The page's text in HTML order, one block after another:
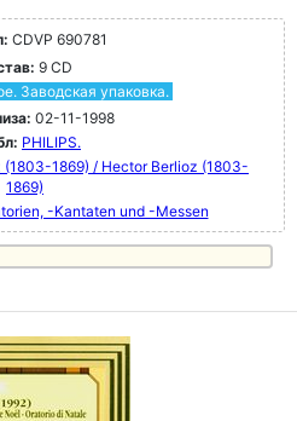
CDVP 690781
9 CD
Заводская упаковка.
02-11-1998
PHILIPS.
(1803-1869) / Hector Berlioz (1803-
1869)
-Kantaten und -Messen